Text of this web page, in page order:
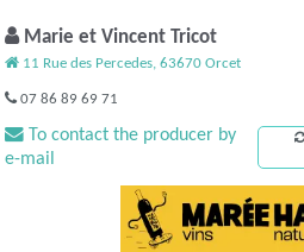
Marie et Vincent Tricot
11 Rue des Percedes, 63670 Orcet
07 86 89 69 71
To contact the producer by
e-mail